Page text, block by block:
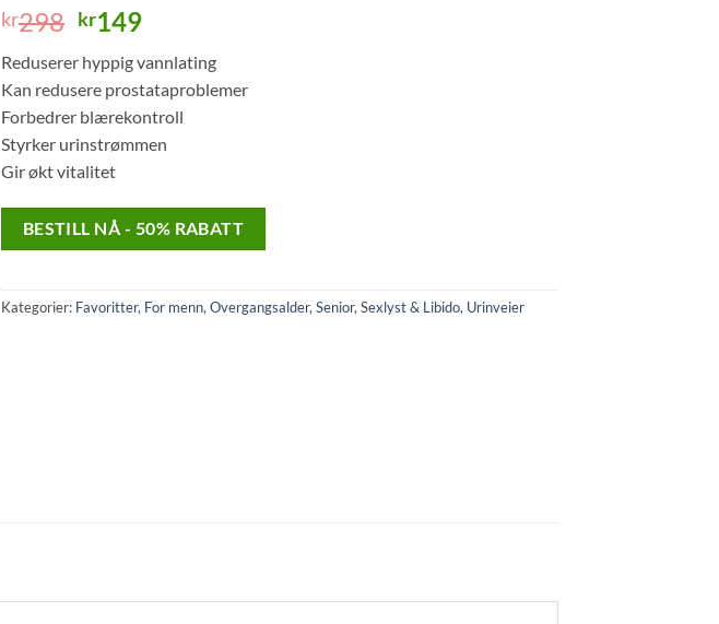
kr298 Opprinnelig
var:
kr298.
kr149Nåværende
er:
kr149.
Reduserer hyppig vannlating
Kan redusere prostataproblemer
Forbedrer blærekontroll
Styrker urinstrømmen
Gir økt vitalitet
BESTILL NÅ - 50% RABATT
Kategorier: Favoritter, For menn, Overgangsalder, Senior, Sexlyst & Libido, Urinveier